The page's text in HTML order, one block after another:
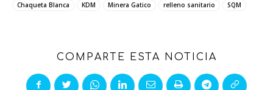
Chaqueta Blanca KDM Minera Gatico relleno sanitario SQM
COMPARTE ESTA NOTICIA